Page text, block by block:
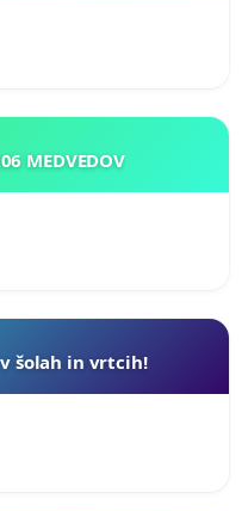
MEDVEDOV
šolah in vrtcih!